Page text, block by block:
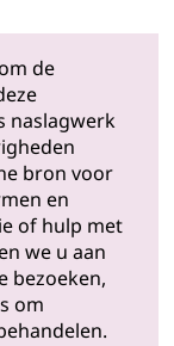
de
naslagwerk
bron voor
en
of hulp met
we u aan
bezoeken,
om